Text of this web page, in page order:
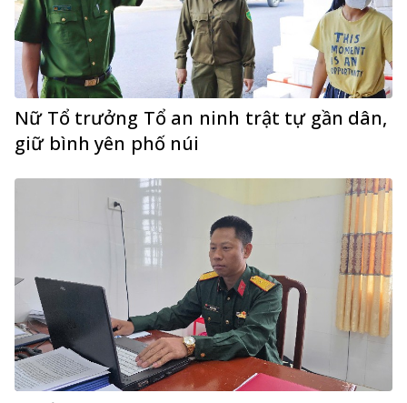
Nữ Tổ trưởng Tổ an ninh trật tự gần dân,
giữ bình yên phố núi